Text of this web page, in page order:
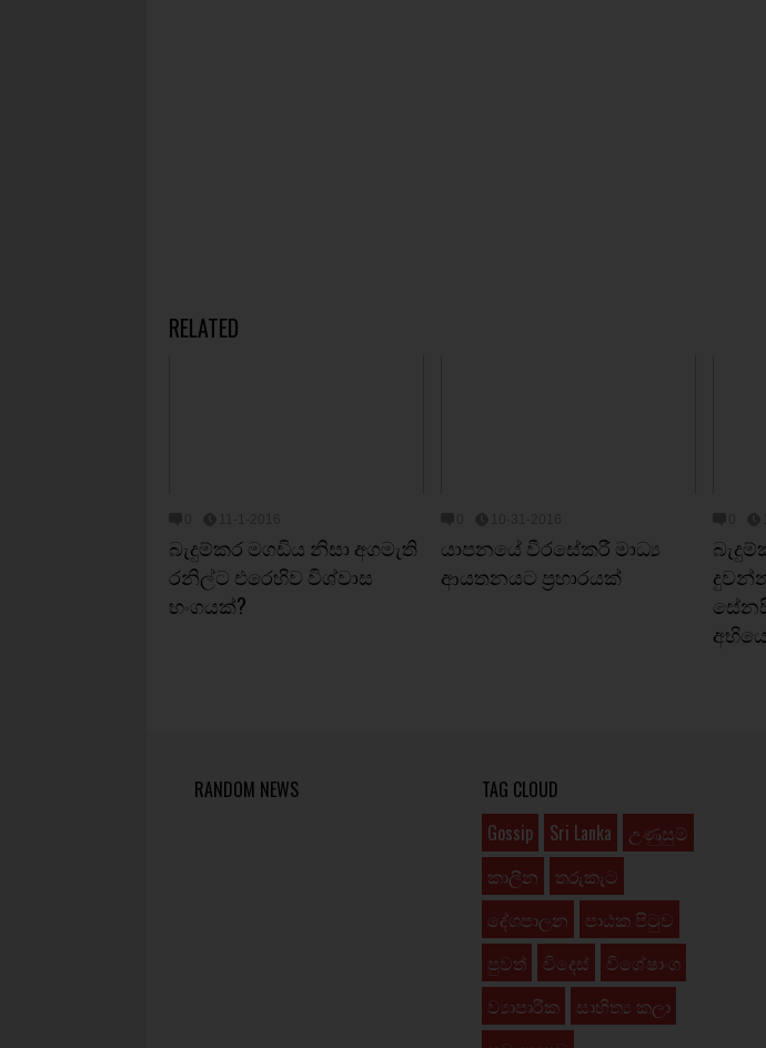
RELATED
බැදුම්කර මගඩිය නිසා අගමැති
රනිල්ට එරෙහිව විශ්වාස
භංගයක්?
යාපනයේ වීරසේකරී මාධ්‍ය
ආයතනයට ප්‍රහාරයක්
RANDOM NEWS
TAG CLOUD
Gossip
Sri Lanka
උණුසුම්
කාලීන
තරුකැට
දේශපාලන
පාඨක පිටුව
පුවත්
විදෙස්
විශේෂාංග
ව්‍යාපාරික
සාහිත්‍ය කලා